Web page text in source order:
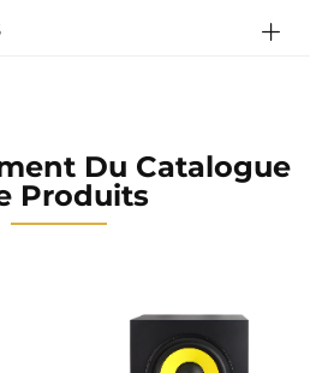
Du Catalogue
Produits